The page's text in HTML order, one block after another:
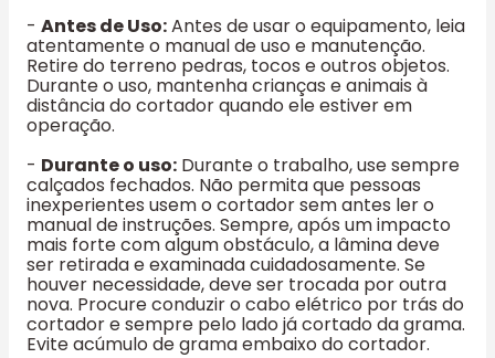
- Antes de Uso:Antes de usar o equipamento, leia
atentamente o manual de uso e manutenção.
Retire do terreno pedras, tocos e outros objetos.
Durante o uso, mantenha crianças e animais à
distância do cortador quando ele estiver em
operação.
- Durante o uso: Durante o trabalho, use sempre
calçados fechados. Não permita que pessoas
inexperientes usem o cortador sem antes ler o
manual de instruções. Sempre, após um impacto
mais forte com algum obstáculo, a lâmina deve
ser retirada e examinada cuidadosamente. Se
houver necessidade, deve ser trocada por outra
nova. Procure conduzir o cabo elétrico por trás do
cortador e sempre pelo lado já cortado da grama.
Evite acúmulo de grama embaixo do cortador.